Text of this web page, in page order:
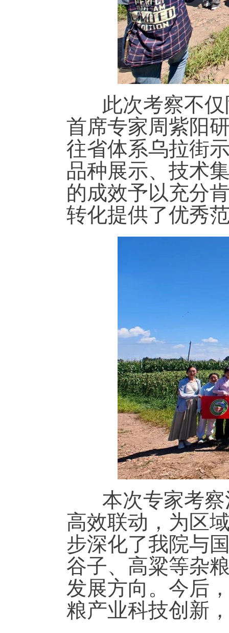
此次考察不仅
首席专家周紫阳
往省体系乌拉街
品种展示、技术
的成效予以充分
转化提供了优秀
本次专家考察
高效联动，为区
步深化了我院与
谷子、高粱等杂
发展方向。今后
粮产业科技创新